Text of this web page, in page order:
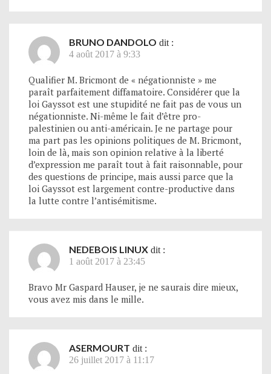
BRUNO DANDOLO dit :
4 août 2017 à 9:33
Qualifier M. Bricmont de « négationniste » me
paraît parfaitement diffamatoire. Considérer que la
loi Gayssot est une stupidité ne fait pas de vous un
négationniste. Ni-même le fait d’être pro-
palestinien ou anti-américain. Je ne partage pour
ma part pas les opinions politiques de M. Bricmont,
loin de là, mais son opinion relative à la liberté
d’expression me paraît tout à fait raisonnable, pour
des questions de principe, mais aussi parce que la
loi Gayssot est largement contre-productive dans
la lutte contre l’antisémitisme.
NEDEBOIS LINUX dit :
1 août 2017 à 23:45
Bravo Mr Gaspard Hauser, je ne saurais dire mieux,
vous avez mis dans le mille.
ASERMOURT dit :
26 juillet 2017 à 11:17